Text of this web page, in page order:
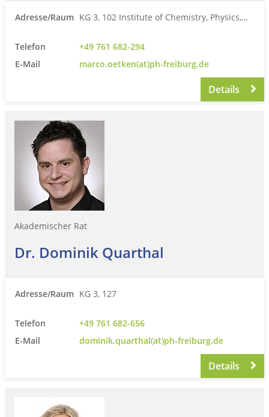
Adresse/Raum KG 3, 102 Institute of Chemistry, Physics,…
Telefon
+49 761 682-294
E-Mail
marco.oetken(at)ph-freiburg.de
Details
Akademischer Rat
Dr. Dominik Quarthal
Adresse/Raum KG 3, 127
Telefon
+49 761 682-656
E-Mail
dominik.quarthal(at)ph-freiburg.de
Details